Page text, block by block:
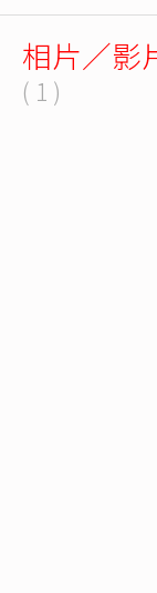
相片／影
( 1 )